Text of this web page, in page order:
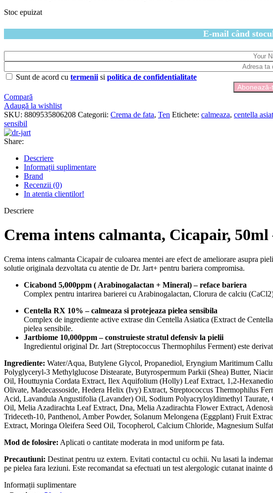
Stoc epuizat
E-mail când
Sunt de acord cu termenii si politica de confidentialitate
Compară
Adaugă la wishlist
SKU: 8809535806208 Categorii: Crema de fata, Ten Etichete: calmeaza, centella
sensibil
Share:
Descriere
Informații suplimentare
Brand
Recenzii (0)
In atentia clientilor!
Descriere
Crema intens calmanta, Cicapair, 50ml
Crema intens calmanta Cicapair de culoarea mentei are efect de ameliorare asupra
solutie originala dezvoltata cu atentie de Dr. Jart+ pentru bariera compromisa.
Cicabond 5,000ppm ( Arabinogalactan + Mineral) – reface bariera
Complex pentru intarirea barierei cu Arabinogalactan, Clorura de calciu
Centella RX 10% – calmeaza si protejeaza pielea sensibila
Complex de ingrediente active extrase din Centella Asiatica (Extract de
pielea sensibile.
Jartbiome 10,000ppm – construieste stratul defensiv la pielii
Ingredientul original Dr. Jart (Streptococcus Thermophilus Ferment) este
Ingrediente: Water/Aqua, Butylene Glycol, Propanediol, Eryngium Maritimum
Polyglyceryl-3 Methylglucose Distearate, Butyrospermum Parkii (Shea) Butter,
Oil, Houttuynia Cordata Extract, Ilex Aquifolium (Holly) Leaf Extract, 1,2-
Olivate, Madecassoside, Hedera Helix (Ivy) Extract, Streptococcus Thermophilus
Acid, Lavandula Angustifolia (Lavander) Oil, Sodium Polyacryloyldimethyl
Oil, Melia Azadirachta Leaf Extract, Dna, Melia Azadirachta Flower Extract,
Trideceth-10, Panthenol, Amber Powder, Solanum Melongena (Eggplant) Fruit
Extract, Moringa Oleifera Seed Oil, Tocopherol, Calcium Chloride, Magnesium
Mod de folosire: Aplicati o cantitate moderata in mod uniform pe fata.
Precautiuni: Destinat pentru uz extern. Evitati contactul cu ochii. Nu lasati la
pe pielea fara leziuni. Este recomandat sa efectuati un test alergologic cutanat inainte
Informații suplimentare